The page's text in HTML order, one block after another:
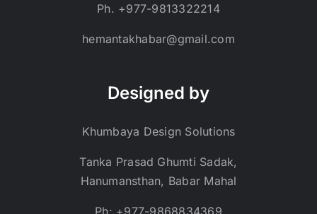
Ph. +977-9813322214
hemantakhabar@gmail.com
Designed by
Khumbaya Design Solutions
Tanka Prasad Ghumti Sadak,
Hanumansthan, Babar Mahal
Ph: +977-9868834369